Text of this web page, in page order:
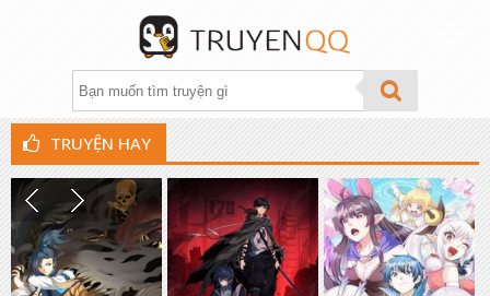
THỂ LOẠI
XẾP HẠNG
TÌM TRUYỆN
TRUYỆN HAY